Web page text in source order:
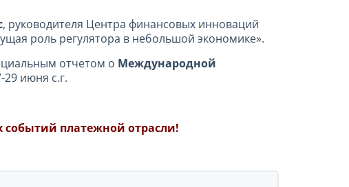
, руководителя Центра финансовых инноваций
роль регулятора в небольшой экономике».
отчетом о Международной
июня с.г.
платежной отрасли!